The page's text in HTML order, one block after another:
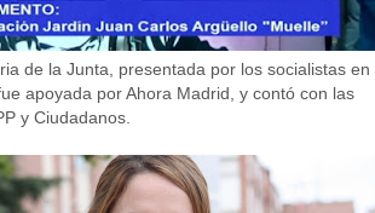
de la Junta, presentada por los socialistas en
apoyada por Ahora Madrid, y contó con las
y Ciudadanos.